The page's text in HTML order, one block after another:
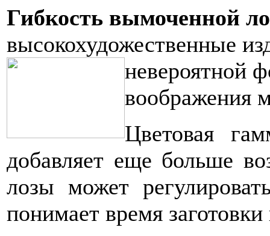
Гибкость вымоченной
высокохудожественные
невероятной
воображения
Цветовая
добавляет еще больше
лозы может
понимает время